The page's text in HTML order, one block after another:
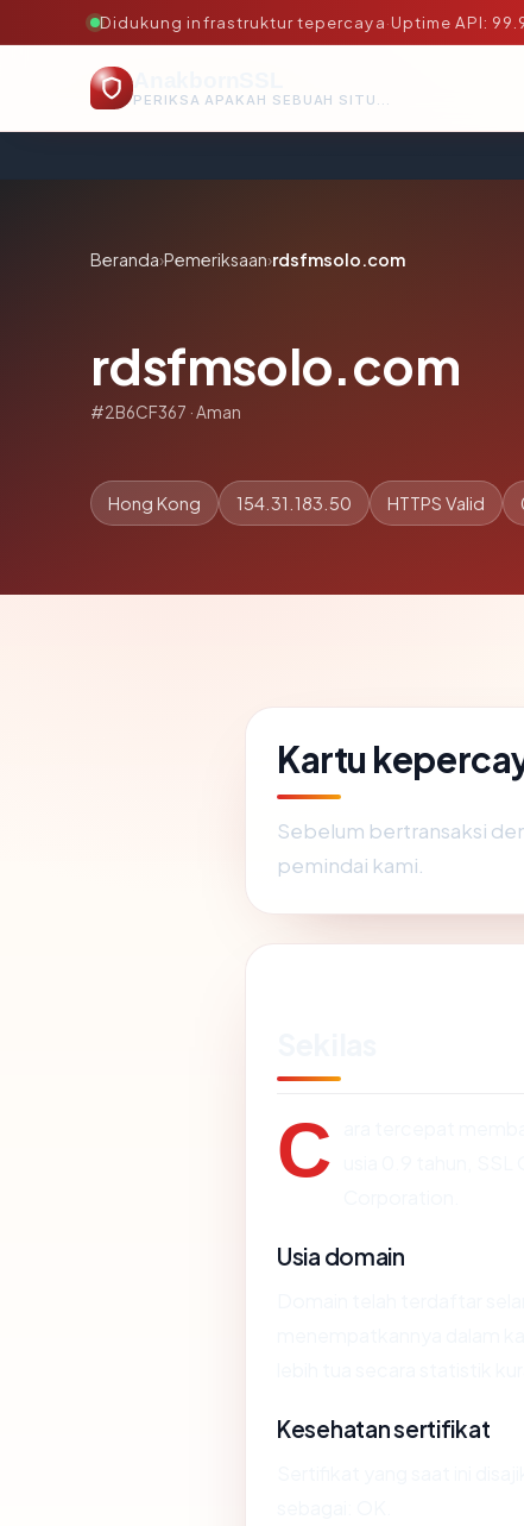
Didukung infrastruktur tepercaya·Uptime API:
PERIKSA APAKAH SEBUAH SITUS AMAN, TEPERCAYA, DAN TERVERIFIKASI DALAM HITUNGAN DETIK.
Beranda›Pemeriksaan›rdsfmsolo.com
rdsfmsolo.com
#2B6CF367 · Aman
Hong Kong 154.31.183.50 HTTPS Valid
Kartu
Sebelum bertransaksi
pemindai kami.
C
Usia domain
Kesehatan sertifikat